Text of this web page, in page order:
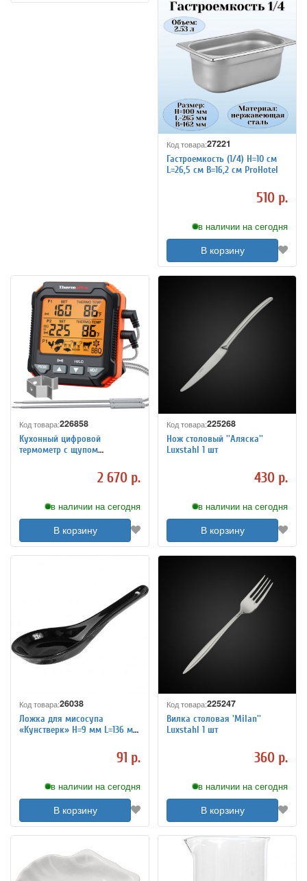
Код товара:27221
Гастроемкость (1/4) H=10 см
L=26,5 см B=16,2 см ProHotel
510 р.
в наличии на сегодня
В корзину
Код товара:226858
Кухонный цифровой
термометр с щупом
2 670 р.
в наличии на сегодня
В корзину
Код товара:225268
Нож столовый ''Аляска''
Luxstahl 1 шт
430 р.
в наличии на сегодня
В корзину
Код товара:26038
Ложка для мисосупа
«Кунстверк» H=9 мм L=136 мм
91 р.
в наличии на сегодня
В корзину
Код товара:225247
Вилка столовая 'Milan''
Luxstahl 1 шт
360 р.
в наличии на сегодня
В корзину